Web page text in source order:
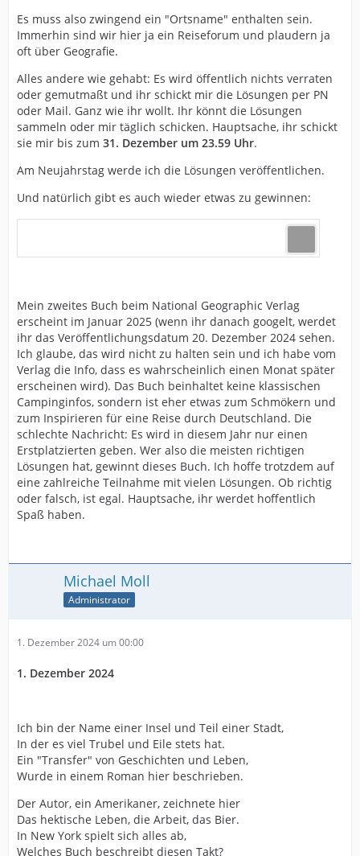
Es muss also zwingend ein "Ortsname" enthalten sein.
Immerhin sind wir hier ja ein Reiseforum und plaudern ja
oft über Geografie.
Alles andere wie gehabt: Es wird öffentlich nichts verraten
oder gemutmaßt und ihr schickt mir die Lösungen per PN
oder Mail. Ganz wie ihr wollt. Ihr könnt die Lösungen
sammeln oder mir täglich schicken. Hauptsache, ihr schickt
sie mir bis zum 31. Dezember um 23.59 Uhr.
Am Neujahrstag werde ich die Lösungen veröffentlichen.
Und natürlich gibt es auch wieder etwas zu gewinnen:
Mein zweites Buch beim National Geographic Verlag
erscheint im Januar 2025 (wenn ihr danach googelt, werdet
ihr das Veröffentlichungsdatum 20. Dezember 2024 sehen.
Ich glaube, das wird nicht zu halten sein und ich habe vom
Verlag die Info, dass es wahrscheinlich einen Monat später
erscheinen wird). Das Buch beinhaltet keine klassischen
Campinginfos, sondern ist eher etwas zum Schmökern und
zum Inspirieren für eine Reise durch Deutschland. Die
schlechte Nachricht: Es wird in diesem Jahr nur einen
Erstplatzierten geben. Wer also die meisten richtigen
Lösungen hat, gewinnt dieses Buch. Ich hoffe trotzdem auf
eine zahlreiche Teilnahme mit vielen Lösungen. Ob richtig
oder falsch, ist egal. Hauptsache, ihr werdet hoffentlich
Spaß haben.
Michael Moll
Administrator
1. Dezember 2024 um 00:00
1. Dezember 2024
Ich bin der Name einer Insel und Teil einer Stadt,
In der es viel Trubel und Eile stets hat.
Ein "Transfer" von Geschichten und Leben,
Wurde in einem Roman hier beschrieben.
Der Autor, ein Amerikaner, zeichnete hier
Das hektische Leben, die Arbeit, das Bier.
In New York spielt sich alles ab,
Welches Buch beschreibt diesen Takt?